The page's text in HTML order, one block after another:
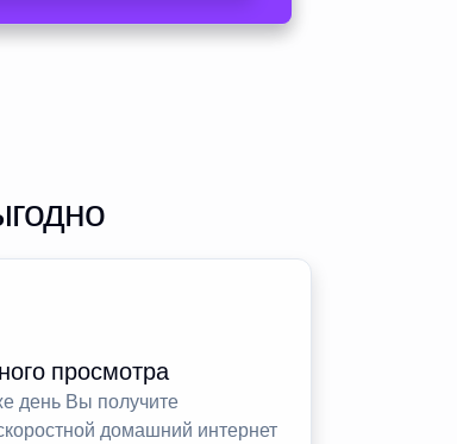
просмотра
день Вы получите
домашний интернет